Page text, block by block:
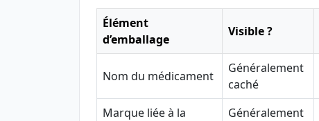
Élément
d’emballage
Visible ?
Nom du médicament
Généralement
caché
Marque liée à la
Généralement